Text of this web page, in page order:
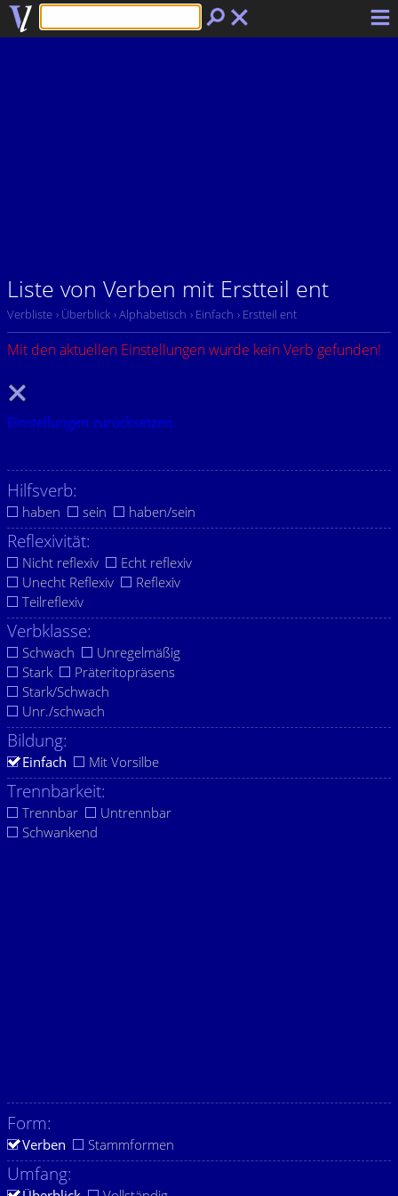
Liste von Verben mit Erstteil ent
Verbliste › Überblick › Alphabetisch › Einfach › Erstteil ent
Mit den aktuellen Einstellungen wurde kein Verb gefunden!
Einstellungen zurücksetzen.
Hilfsverb:
haben sein haben/sein
Reflexivität:
Nicht reflexiv
Echt reflexiv
Unecht Reflexiv
Reflexiv
Teilreflexiv
Verbklasse:
Schwach
Unregelmäßig
Stark
Präteritopräsens
Stark/Schwach
Unr./schwach
Bildung:
Einfach Mit Vorsilbe
Trennbarkeit:
Trennbar
Untrennbar
Schwankend
Form:
Verben Stammformen
Umfang: